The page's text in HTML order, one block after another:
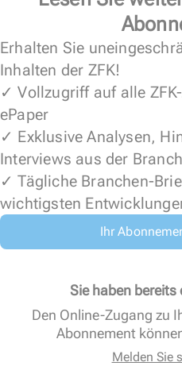
Erhalten Sie
Inhalten der ZFK!
✓ Vollzugriff auf alle
ePaper
✓ Exklusive Analysen,
Interviews aus der
✓ Tägliche Branchen-
wichtigsten
Ihr
Sie haben bereits
Den Online-Zugang zu
Abonnement
Melden Sie